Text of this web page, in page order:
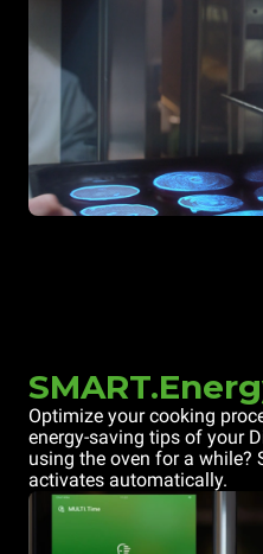
Optimize your cooking
energy-saving tips of your
using the oven for a while?
activates automatically.